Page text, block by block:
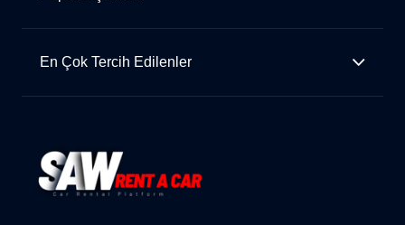
En Çok Tercih Edilenler